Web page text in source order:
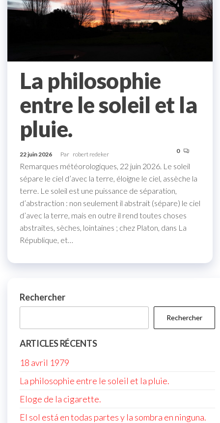
La philosophie
entre le soleil et la
pluie.
22 juin 2026 Par robert redeker 0
Remarques météorologiques, 22 juin 2026. Le soleil
sépare le ciel d’avec la terre, éloigne le ciel, assèche la
terre. Le soleil est une puissance de séparation,
d’abstraction : non seulement il abstrait (sépare) le ciel
d’avec la terre, mais en outre il rend toutes choses
abstraites, sèches, lointaines ; chez Platon, dans La
République, et…
Rechercher
Rechercher
ARTICLES RÉCENTS
18 avril 1979
La philosophie entre le soleil et la pluie.
Eloge de la cigarette.
El sol está en todas partes y la sombra en ninguna.